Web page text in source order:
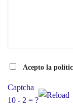
Acepto la
Captcha
10 - 2 = ?